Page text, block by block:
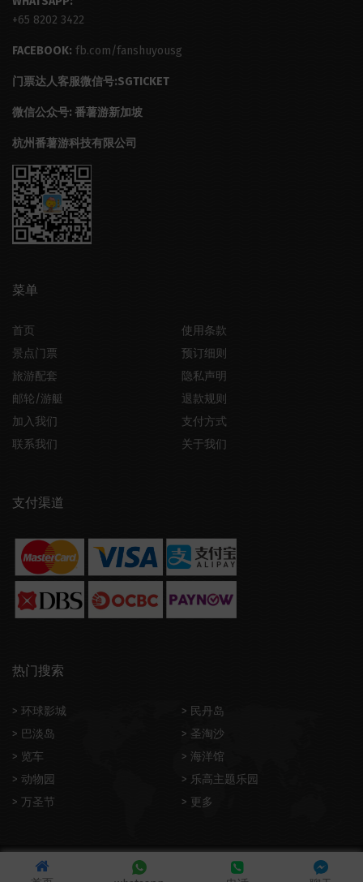
+65 8202 3422
FACEBOOK: fb.com/fanshuyousg
门票达人客服微信号:SGTICKET
微信公众号: 番薯游新加坡
杭州番薯游科技有限公司
菜单
首页
使用条款
景点门票
预订细则
旅游配套
隐私声明
邮轮/游艇
退款规则
加入我们
支付方式
联系我们
关于我们
支付渠道
热门搜索
> 环球影城
> 民丹岛
> 巴淡岛
> 圣淘沙
> 览车
> 海洋馆
> 动物园
> 乐高主题乐园
> 万圣节
> 更多
© 2026 FANSHUYOU.COM 版权所有。粤ICP备16033060号-1。